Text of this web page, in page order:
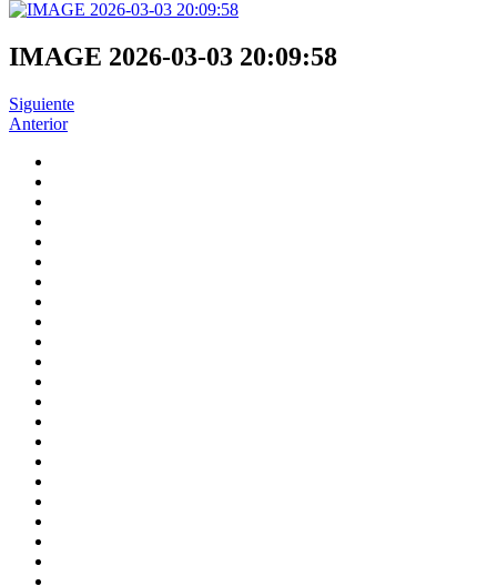
IMAGE 2026-03-03 20:09:58
Siguiente
Anterior